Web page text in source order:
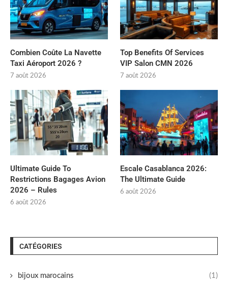
Combien Coûte La Navette
Taxi Aéroport 2026 ?
7 août 2026
Top Benefits Of Services
VIP Salon CMN 2026
7 août 2026
Ultimate Guide To
Restrictions Bagages Avion
2026 – Rules
6 août 2026
Escale Casablanca 2026:
The Ultimate Guide
6 août 2026
CATÉGORIES
bijoux marocains (1)